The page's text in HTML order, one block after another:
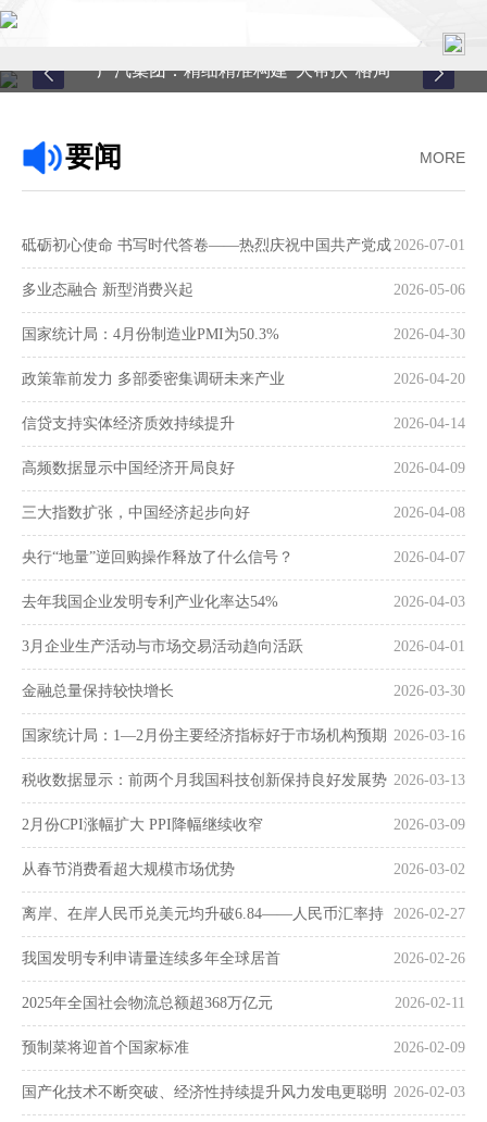
关于中心
县域服务
案例中心
联系我们
在线留言
广汽集团：精细精准构建“大帮扶”格局
MORE
要闻
2026-07-01
砥砺初心使命 书写时代答卷——热烈庆祝中国共产党成
立105周年 2026-05-06
多业态融合 新型消费兴起
2026-04-30
国家统计局：4月份制造业PMI为50.3%
2026-04-20
政策靠前发力 多部委密集调研未来产业
2026-04-14
信贷支持实体经济质效持续提升
2026-04-09
高频数据显示中国经济开局良好
2026-04-08
三大指数扩张，中国经济起步向好
2026-04-07
央行“地量”逆回购操作释放了什么信号？
2026-04-03
去年我国企业发明专利产业化率达54%
2026-04-01
3月企业生产活动与市场交易活动趋向活跃
2026-03-30
金融总量保持较快增长
2026-03-16
国家统计局：1—2月份主要经济指标好于市场机构预期
2026-03-13
税收数据显示：前两个月我国科技创新保持良好发展势
头 2026-03-09
2月份CPI涨幅扩大 PPI降幅继续收窄
2026-03-02
从春节消费看超大规模市场优势
2026-02-27
离岸、在岸人民币兑美元均升破6.84——人民币汇率持
续走强 2026-02-26
我国发明专利申请量连续多年全球居首
2026-02-11
2025年全国社会物流总额超368万亿元
2026-02-09
预制菜将迎首个国家标准
2026-02-03
国产化技术不断突破、经济性持续提升风力发电更聪明